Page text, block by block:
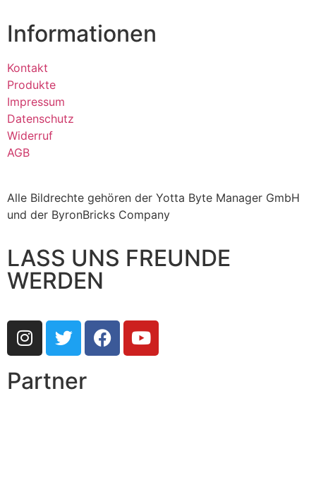
Informationen
Kontakt
Produkte
Impressum
Datenschutz
Widerruf
AGB
Alle Bildrechte gehören der Yotta Byte Manager GmbH
und der ByronBricks Company
LASS UNS FREUNDE
WERDEN
Partner